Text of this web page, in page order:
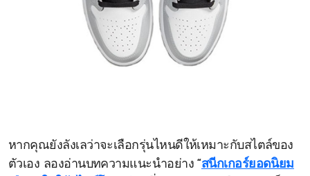
หากคุณยังลังเลว่าจะเลือกรุ่นไหนดีให้เหมาะกับสไตล์ของ
ตัวเอง ลองอ่านบทความแนะนำอย่าง“สนีกเกอร์ยอดนิยม